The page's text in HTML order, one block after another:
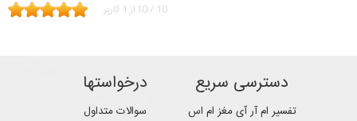
10 / 10 از 1 کاربر
دسترسی سریع
تفسیر ام آر آی مغز ام اس
درخواستها
سوالات متداول